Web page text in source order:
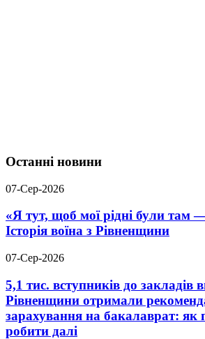
Останні новини
07-Сер-2026
«Я тут, щоб мої рідні були там —
Історія воїна з Рівненщини
07-Сер-2026
5,1 тис. вступників до закладів
Рівненщини отримали
зарахування на бакалаврат: як
робити далі